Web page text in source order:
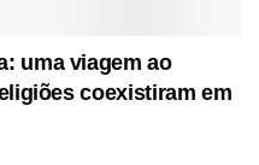
uma viagem ao
coexistiram em